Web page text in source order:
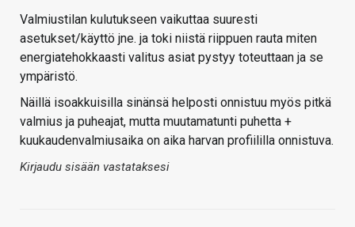
Valmiustilan kulutukseen vaikuttaa suuresti
asetukset/käyttö jne. ja toki niistä riippuen rauta miten
energiatehokkaasti valitus asiat pystyy toteuttaan ja se
ympäristö.
Näillä isoakkuisilla sinänsä helposti onnistuu myös pitkä
valmius ja puheajat, mutta muutamatunti puhetta +
kuukaudenvalmiusaika on aika harvan profiililla onnistuva.
Kirjaudu sisään vastataksesi